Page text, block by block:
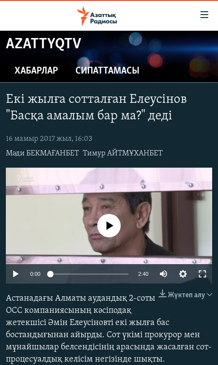
Skip
to
content
to
main
Navigation
Skip
to
ЖАҢАЛЫҚТАР
САЯСАТ
ҚАҢТАР ОҚИҒАСЫ
АДАМ ҚҰҚЫҚТАРЫ
ӘЛЕУМЕТ
ӘЛЕМ
АРНАЙЫ ЖОБАЛАР
Басқа тілдерде
AZATTYQTV
ХАБАРЛАР СИПАТТАМАСЫ
Екі жылға сотталған Елеусінов
"Басқа амалым бар ма?" деді
16 мамыр 2017 жыл, 16:03
Мәди БЕКМАҒАНБЕТ Тимур АЙТМҰХАНБЕТ
No media source currently available
0:00 2:40
Жүктеп алу
Астанадағы Алматы аудандық 2-соты
ОСС компаниясының кәсіподақ
жетекшісі Әмін Елеусіновті екі жылға бас
бостандығынан айырды. Сот үкімі прокурор мен
мұнайшылар белсендісінің арасында жасалған сот-
процесуалдық келісім негізінде шықты.